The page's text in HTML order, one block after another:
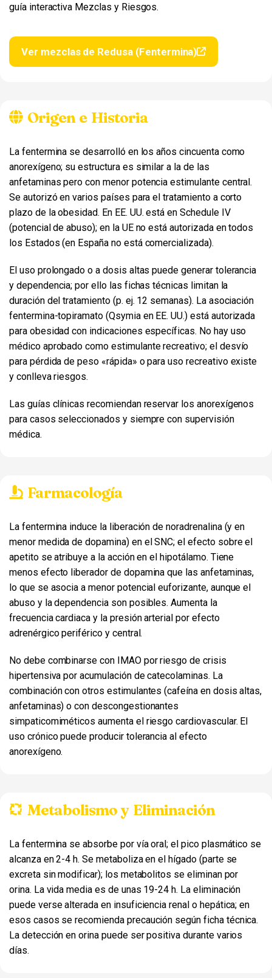
guía interactiva Mezclas y Riesgos.
Ver mezclas de Redusa (Fentermina)
Origen e Historia
La fentermina se desarrolló en los años cincuenta como
anorexígeno; su estructura es similar a la de las
anfetaminas pero con menor potencia estimulante central.
Se autorizó en varios países para el tratamiento a corto
plazo de la obesidad. En EE. UU. está en Schedule IV
(potencial de abuso); en la UE no está autorizada en todos
los Estados (en España no está comercializada).
El uso prolongado o a dosis altas puede generar tolerancia
y dependencia; por ello las fichas técnicas limitan la
duración del tratamiento (p. ej. 12 semanas). La asociación
fentermina-topiramato (Qsymia en EE. UU.) está autorizada
para obesidad con indicaciones específicas. No hay uso
médico aprobado como estimulante recreativo; el desvío
para pérdida de peso «rápida» o para uso recreativo existe
y conlleva riesgos.
Las guías clínicas recomiendan reservar los anorexígenos
para casos seleccionados y siempre con supervisión
médica.
Farmacología
La fentermina induce la liberación de noradrenalina (y en
menor medida de dopamina) en el SNC; el efecto sobre el
apetito se atribuye a la acción en el hipotálamo. Tiene
menos efecto liberador de dopamina que las anfetaminas,
lo que se asocia a menor potencial euforizante, aunque el
abuso y la dependencia son posibles. Aumenta la
frecuencia cardiaca y la presión arterial por efecto
adrenérgico periférico y central.
No debe combinarse con IMAO por riesgo de crisis
hipertensiva por acumulación de catecolaminas. La
combinación con otros estimulantes (cafeína en dosis altas,
anfetaminas) o con descongestionantes
simpaticomiméticos aumenta el riesgo cardiovascular. El
uso crónico puede producir tolerancia al efecto
anorexígeno.
Metabolismo y Eliminación
La fentermina se absorbe por vía oral; el pico plasmático se
alcanza en 2-4 h. Se metaboliza en el hígado (parte se
excreta sin modificar); los metabolitos se eliminan por
orina. La vida media es de unas 19-24 h. La eliminación
puede verse alterada en insuficiencia renal o hepática; en
esos casos se recomienda precaución según ficha técnica.
La detección en orina puede ser positiva durante varios
días.